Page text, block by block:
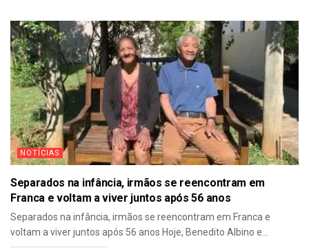
NOTÍCIAS
Separados na infância, irmãos se reencontram em
Franca e voltam a viver juntos após 56 anos
Separados na infância, irmãos se reencontram em Franca e
voltam a viver juntos após 56 anos Hoje, Benedito Albino e...